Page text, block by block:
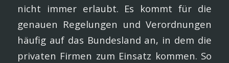
nicht immer erlaubt. Es kommt für die
genauen Regelungen und Verordnungen
häufig auf das Bundesland an, in dem die
privaten Firmen zum Einsatz kommen. So